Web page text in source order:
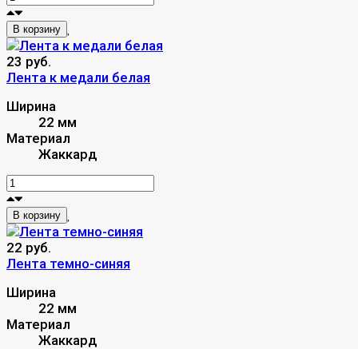
В корзину
23 руб.
Лента к медали белая
Ширина
22 мм
Материал
Жаккард
В корзину
22 руб.
Лента темно-синяя
Ширина
22 мм
Материал
Жаккард